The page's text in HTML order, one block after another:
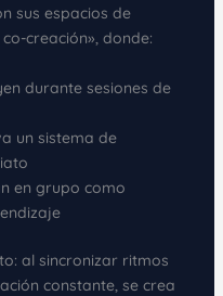
sus espacios de
creación», donde:
durante sesiones de
un sistema de
en grupo como
al sincronizar ritmos
constante, se crea